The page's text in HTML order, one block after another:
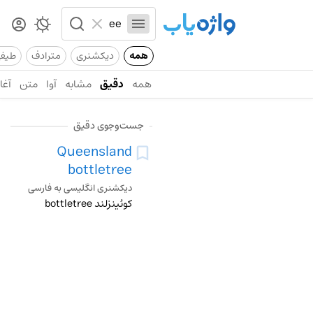
همه دیکشنری مترادف
همه دقیق مشابه آوا متن
جست‌وجوی دقیق
Queensland
bottletree
دیکشنری انگلیسی به فارسی
کوئینزلند bottletree